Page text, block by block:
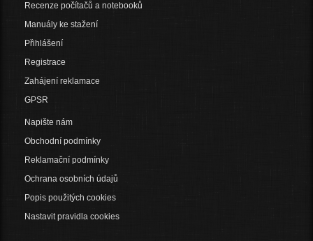
Recenze počítačů a notebooků
Manuály ke stažení
Přihlášení
Registrace
Zahájení reklamace
GPSR
Napište nám
Obchodní podmínky
Reklamační podmínky
Ochrana osobních údajů
Popis použitých cookies
Nastavit pravidla cookies